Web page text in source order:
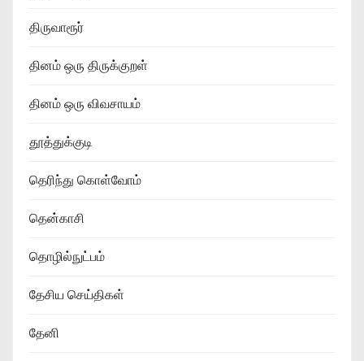
திருவாரூர்
தினம் ஒரு திருக்குறள்
தினம் ஒரு விவசாயம்
தூத்துக்குடி
தெரிந்து கொள்வோம்
தென்காசி
தொழில்நுட்பம்
தேசிய செய்திகள்
தேனி